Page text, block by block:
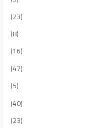
(23)
(8)
(16)
(47)
(5)
(40)
(23)